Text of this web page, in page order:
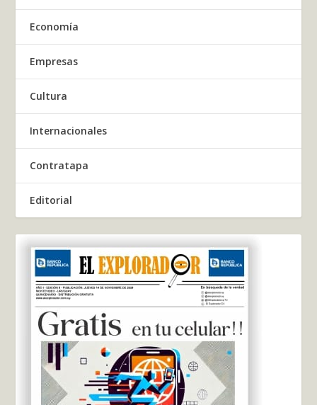
Economía
Empresas
Cultura
Internacionales
Contratapa
Editorial